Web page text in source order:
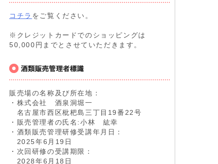
コチラ をご覧ください。
※クレジットカードでのショッピングは
50,000円までとさせていただきます。
販売場の名称及び所在地：
・株式会社 酒泉洞堀一
名古屋市西区枇杷島三丁目19番22号
・販売管理者の氏名:小林 紘幸
・酒類販売管理研修受講年月日：
2025年6月19日
・次回研修の受講期限：
2028年6月18日